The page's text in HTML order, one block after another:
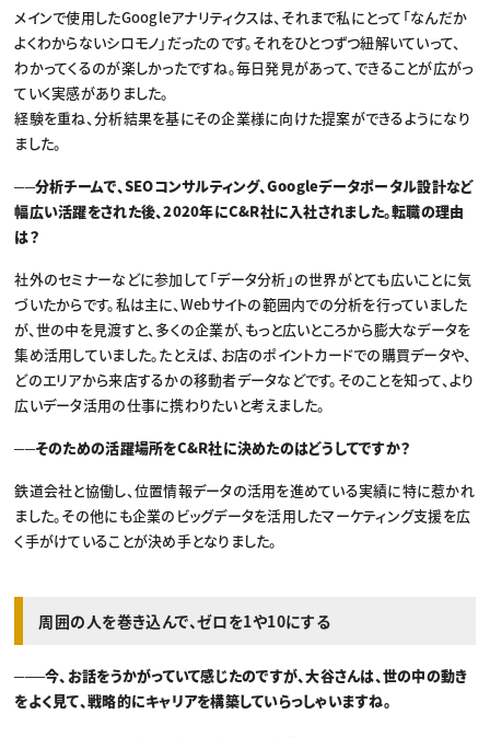
メインで使用したGoogleアナリティクスは、それまで私にとって「なんだか
よくわからないシロモノ」だったのです。それをひとつずつ紐解いていって、
わかってくるのが楽しかったですね。毎日発見があって、できることが広がっ
ていく実感がありました。
経験を重ね、分析結果を基にその企業様に向けた提案ができるようになり
ました。
──分析チームで、SEOコンサルティング、Googleデータポータル設計など
幅広い活躍をされた後、2020年にC&R社に入社されました。転職の理由
は？
社外のセミナーなどに参加して「データ分析」の世界がとても広いことに気
づいたからです。私は主に、Webサイトの範囲内での分析を行っていました
が、世の中を見渡すと、多くの企業が、もっと広いところから膨大なデータを
集め活用していました。たとえば、お店のポイントカードでの購買データや、
どのエリアから来店するかの移動者データなどです。そのことを知って、より
広いデータ活用の仕事に携わりたいと考えました。
──そのための活躍場所をC&R社に決めたのはどうしてですか？
鉄道会社と協働し、位置情報データの活用を進めている実績に特に惹かれ
ました。その他にも企業のビッグデータを活用したマーケティング支援を広
く手がけていることが決め手となりました。
周囲の人を巻き込んで、ゼロを1や10にする
───今、お話をうかがっていて感じたのですが、大谷さんは、世の中の動き
をよく見て、戦略的にキャリアを構築していらっしゃいますね。